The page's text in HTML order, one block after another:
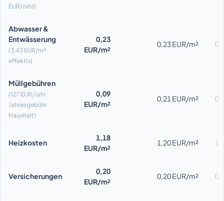
EUR/Jahr)
Abwasser &
Entwässerung
(3,43 EUR/m³
effektiv)
0,23
EUR/m²
0,23 EUR/m²
Müllgebühren
(127 EUR/Jahr
Jahresgebühr
Haushalt)
0,09
EUR/m²
0,21 EUR/m²
Heizkosten
1,18
EUR/m²
1,20 EUR/m²
Versicherungen
0,20
EUR/m²
0,20 EUR/m²